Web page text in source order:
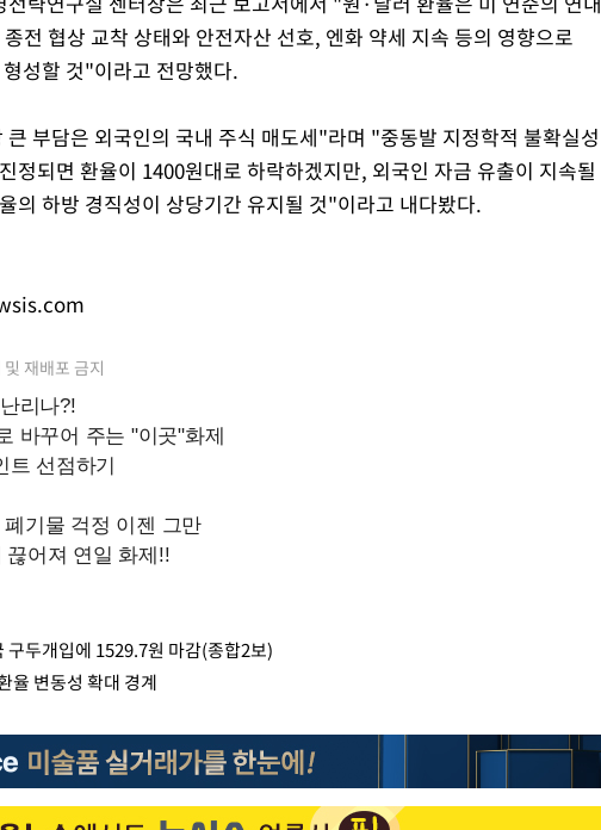
Mute
전 협상 교착 상태와 안전자산 선호, 엔화 약세 지속 등의 영향으로
성할 것"이라고 전망했다.
부담은 외국인의 국내 주식 매도세"라며 "중동발 지정학적 불확실성
정되면 환율이 1400원대로 하락하겠지만, 외국인 자금 유출이 지속될
의 하방 경직성이 상당기간 유지될 것"이라고 내다봤다.
재배포 금지
두개입에 1529.7원 마감(종합2보)
변동성 확대 경계